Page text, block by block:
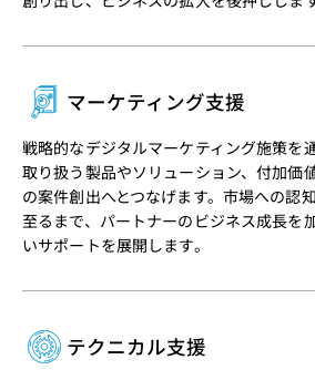
マーケティング支援
戦略的なデジタルマーケティング施策を
取り扱う製品やソリューション、付加価
の案件創出へとつなげます。市場への認
至るまで、パートナーのビジネス成長を
いサポートを展開します。
テクニカル支援